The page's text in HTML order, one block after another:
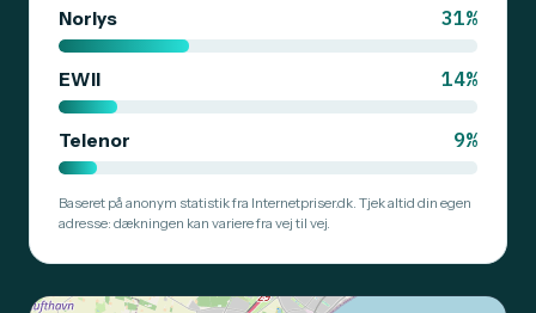
Norlys 31%
EWII 14%
Telenor 9%
Baseret på anonym statistik fra Internetpriser.dk. Tjek altid din egen
adresse: dækningen kan variere fra vej til vej.